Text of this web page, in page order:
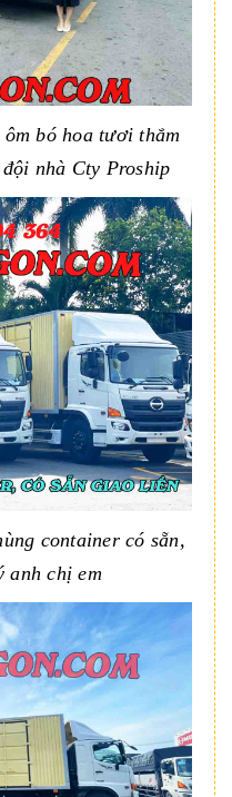
bó hoa tươi thắm
nhà Cty Proship
container có sẵn,
anh chị em